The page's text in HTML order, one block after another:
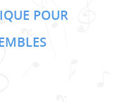
POUR